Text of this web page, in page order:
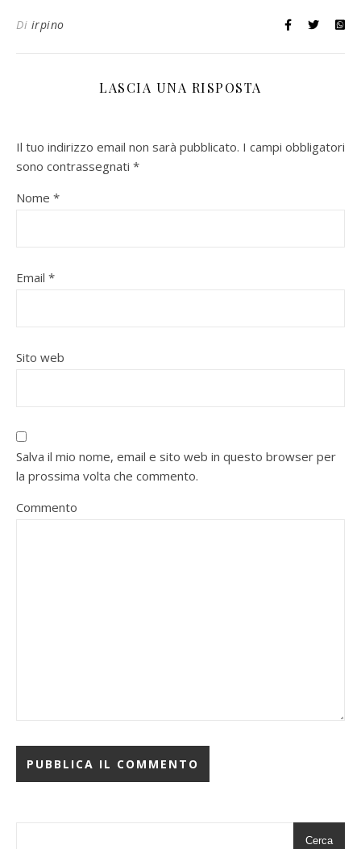
Di irpino
LASCIA UNA RISPOSTA
Il tuo indirizzo email non sarà pubblicato. I campi obbligatori
sono contrassegnati *
Nome *
Email *
Sito web
Salva il mio nome, email e sito web in questo browser per
la prossima volta che commento.
Commento
Cerca